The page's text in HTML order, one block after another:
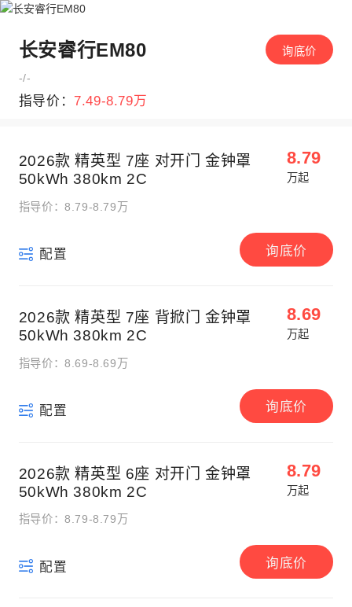
长安睿行EM80
-/-
指导价： 7.49-8.79万
询底价
2026款 精英型 7座 对开门 金钟罩
50kWh 380km 2C
8.79
万起
指导价：8.79-8.79万
配置 询底价
2026款 精英型 7座 背掀门 金钟罩
50kWh 380km 2C
8.69
万起
指导价：8.69-8.69万
配置 询底价
2026款 精英型 6座 对开门 金钟罩
50kWh 380km 2C
8.79
万起
指导价：8.79-8.79万
配置 询底价